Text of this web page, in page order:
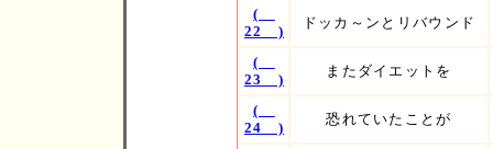
(
22 )
ドッカ～ンとリバウンド
(
23 )
またダイエットを
(
24 )
恐れていたことが